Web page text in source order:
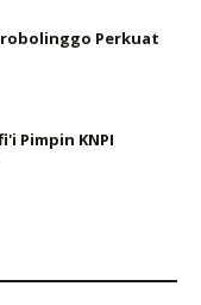
Perkuat
Pimpin KNPI